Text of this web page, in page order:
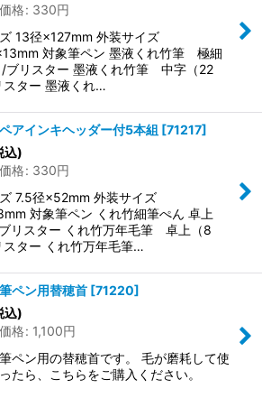
格: 330円
13径×127mm 外装サイズ
対象筆ペン 墨液くれ竹筆 極細
/ブリスター 墨液くれ竹筆 中字（22
スター 墨液くれ…
アインキヘッダー付5本組 [71217]
込)
格: 330円
7.5径×52mm 外装サイズ
対象筆ペン くれ竹細筆ぺん 卓上
ブリスター くれ竹万年毛筆 卓上（8
スター くれ竹万年毛筆…
ペン用替穂首 [71220]
込)
格: 1,100円
ペン用の替穂首です。 毛が磨耗して使
たら、こちらをご購入ください。